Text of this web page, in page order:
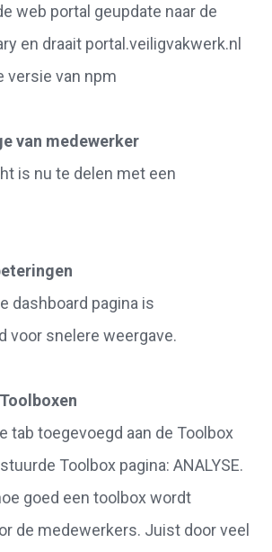
web portal geupdate naar de
en draait portal.veiligvakwerk.nl
versie van npm
van medewerker
is nu te delen met een
dashboard pagina is
voor snelere weergave.
tab toegevoegd aan de Toolbox
Toolbox pagina: ANALYSE.
goed een toolbox wordt
de medewerkers. Juist door veel